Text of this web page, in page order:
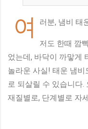
여 러분, 냄비 태
저도 한때 깜
었는데, 바닥이 까맣게
놀라운 사실! 태운 냄
로 되살릴 수 있습니다.
재질별로, 단계별로 자